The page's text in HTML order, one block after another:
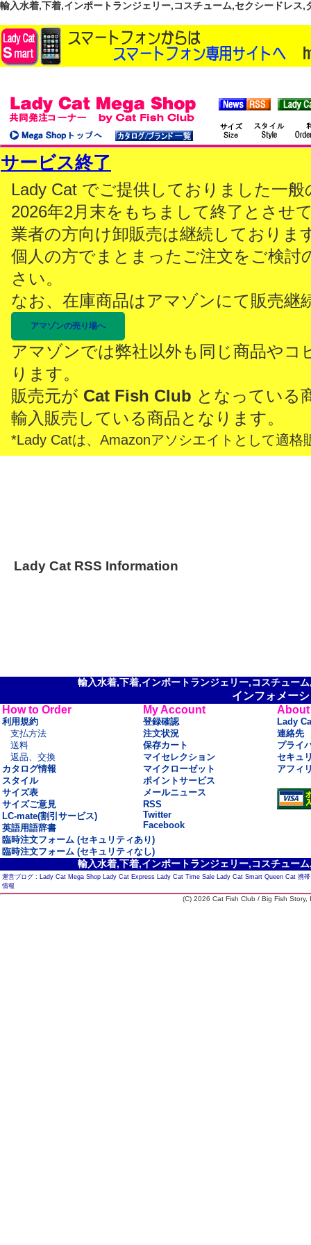
輸入水着,下着,インポートランジェリー,コスチューム,セクシードレス
サービス終了
Lady Cat でご提供しておりました一
2026年2月末をもちまして終了とさせ
業者の方向け卸販売は継続しておりま
個人の方でまとまったご注文をご検討
さい。
なお、在庫商品はアマゾンにて販売継
アマゾンの売り場へ
アマゾンでは弊社以外も同じ商品やコ
ります。
販売元が Cat Fish Club となっている
輸入販売している商品となります。
*Lady Catは、Amazonアソシエイトとして適格
Lady Cat RSS Information
輸入水着,下着,インポートランジェリー,コスチュー
インフォメー
How to Order
利用規約
支払方法
送料
返品、交換
カタログ情報
スタイル
サイズ表
サイズご意見
LC-mate(割引サービス)
英語用語辞書
My Account
登録確認
注文状況
保存カート
マイセレクション
マイクローゼット
ポイントサービス
メールニュース
RSS
Twitter
Facebook
About
Lady
連絡先
プライ
セキュ
アフィ
臨時注文フォーム (セキュリティあり)
臨時注文フォーム (セキュリティなし)
輸入水着,下着,インポートランジェリー,コスチュー
運営ブログ : Lady Cat Mega Shop Lady Cat Express Lady Cat Time Sale Lady Cat Smart Queen Cat 携
情報
(C) 2026 Cat Fish Club / Big Fish Story,